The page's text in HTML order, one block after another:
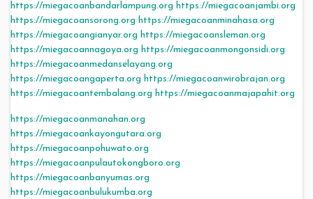
https://miegacoanbandarlampung.org https://miegacoanjambi.org
https://miegacoansorong.org https://miegacoanminahasa.org
https://miegacoangianyar.org https://miegacoansleman.org
https://miegacoannagoya.org https://miegacoanmongonsidi.org
https://miegacoanmedanselayang.org
https://miegacoangaperta.org https://miegacoanwirobrajan.org
https://miegacoantembalang.org https://miegacoanmajapahit.org
https://miegacoanmanahan.org
https://miegacoankayongutara.org
https://miegacoanpohuwato.org
https://miegacoanpulautokongboro.org
https://miegacoanbanyumas.org
https://miegacoanbulukumba.org